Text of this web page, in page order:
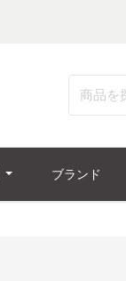
ブランド